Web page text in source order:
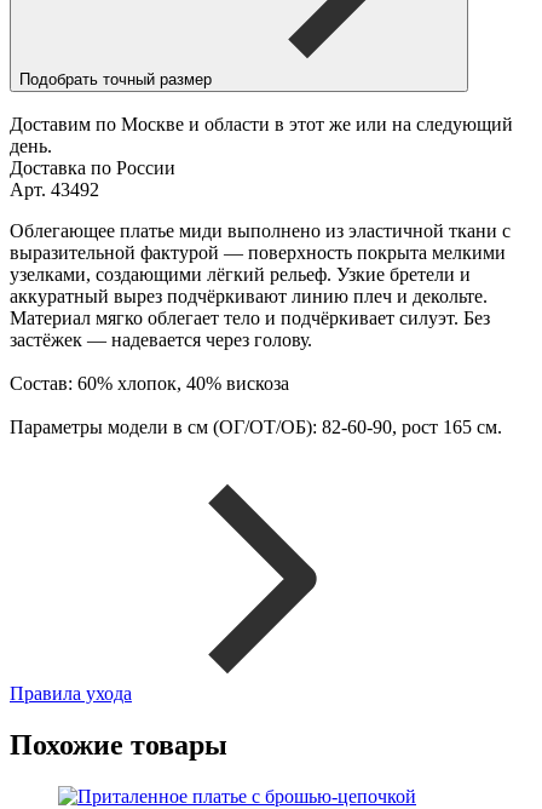
Подобрать точный размер
Доставим по Москве и области в этот же или на следующий
день.
Доставка по России
Арт. 43492
Облегающее платье миди выполнено из эластичной ткани с
выразительной фактурой — поверхность покрыта мелкими
узелками, создающими лёгкий рельеф. Узкие бретели и
аккуратный вырез подчёркивают линию плеч и декольте.
Материал мягко облегает тело и подчёркивает силуэт. Без
застёжек — надевается через голову.
Состав: 60% хлопок, 40% вискоза
Параметры модели в см (ОГ/ОТ/ОБ): 82-60-90, рост 165 см.
Правила ухода
Похожие товары